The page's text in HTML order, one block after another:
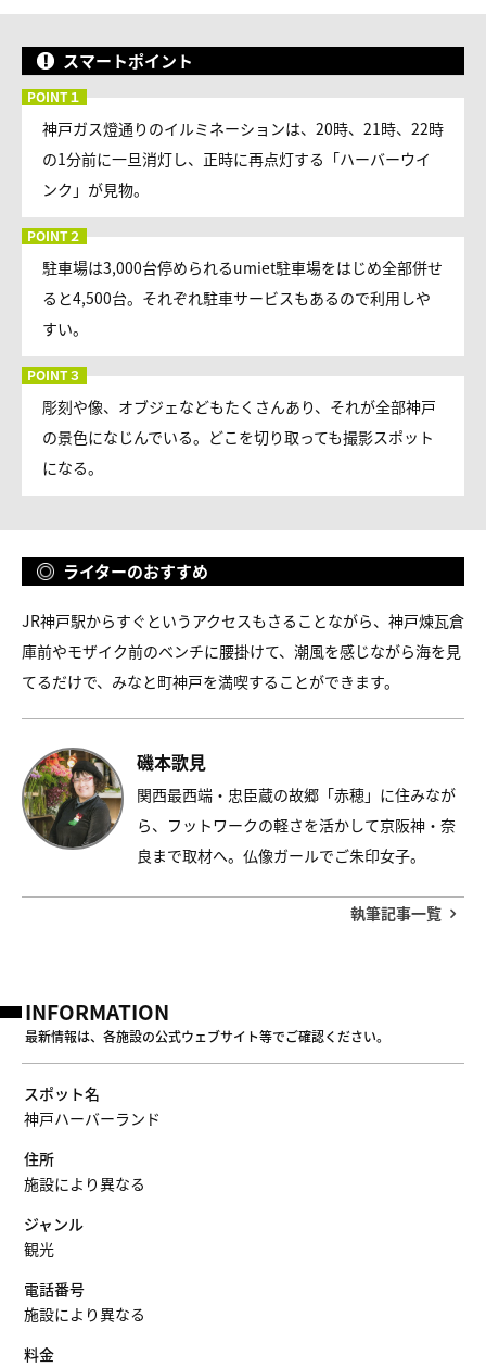
スマートポイント
神戸ガス燈通りのイルミネーションは、20時、21時、22時
の1分前に一旦消灯し、正時に再点灯する「ハーバーウイ
ンク」が見物。
駐車場は3,000台停められるumiet駐車場をはじめ全部併せ
ると4,500台。それぞれ駐車サービスもあるので利用しや
すい。
彫刻や像、オブジェなどもたくさんあり、それが全部神戸
の景色になじんでいる。どこを切り取っても撮影スポット
になる。
ライターのおすすめ
JR神戸駅からすぐというアクセスもさることながら、神戸煉瓦倉
庫前やモザイク前のベンチに腰掛けて、潮風を感じながら海を見
てるだけで、みなと町神戸を満喫することができます。
磯本歌見
関西最西端・忠臣蔵の故郷「赤穂」に住みなが
ら、フットワークの軽さを活かして京阪神・奈
良まで取材へ。仏像ガールでご朱印女子。
執筆記事一覧
INFORMATION
最新情報は、各施設の公式ウェブサイト等でご確認ください。
スポット名
神戸ハーバーランド
住所
施設により異なる
ジャンル
観光
電話番号
施設により異なる
料金